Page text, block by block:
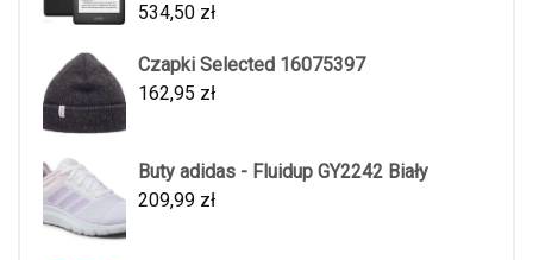
534,50 zł
Czapki Selected 16075397
162,95 zł
Buty adidas - Fluidup GY2242 Biały
209,99 zł